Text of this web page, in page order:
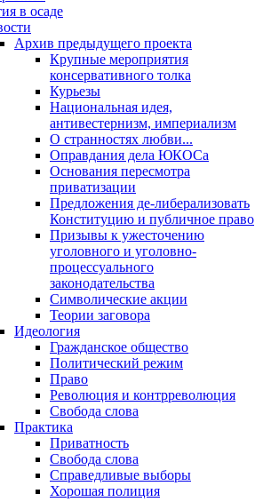
в осаде
Архив предыдущего проекта
Крупные мероприятия
консервативного толка
Курьезы
Национальная идея,
антивестернизм, империализм
О странностях любви...
Оправдания дела ЮКОСа
Основания пересмотра
приватизации
Предложения де-либерализовать
Конституцию и публичное право
Призывы к ужесточению
уголовного и уголовно-
процессуального
законодательства
Символические акции
Теории заговора
Идеология
Гражданское общество
Политический режим
Право
Революция и контрреволюция
Свобода слова
Практика
Приватность
Свобода слова
Справедливые выборы
Хорошая полиция